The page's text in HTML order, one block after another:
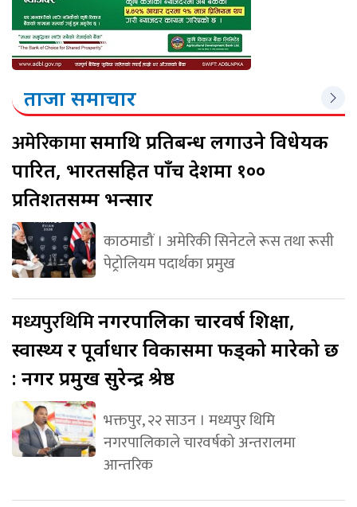
ताजा समाचार
अमेरिकामारूसमाथि प्रतिबन्ध लगाउने विधेयक
पारित, भारतसहित पाँच देशमा १००
प्रतिशतसम्म भन्सार
काठमाडौं । अमेरिकी सिनेटले रूस तथा रूसी
पेट्रोलियम पदार्थका प्रमुख
मध्यपुरथिमिनगरपालिका चारवर्ष शिक्षा,
स्वास्थ्य र पूर्वाधार विकासमा फड्को मारेको छ
: नगर प्रमुख सुरेन्द्र श्रेष्ठ
भक्तपुर, २२ साउन । मध्यपुर थिमि
नगरपालिकाले चारवर्षको अन्तरालमा
आन्तरिक